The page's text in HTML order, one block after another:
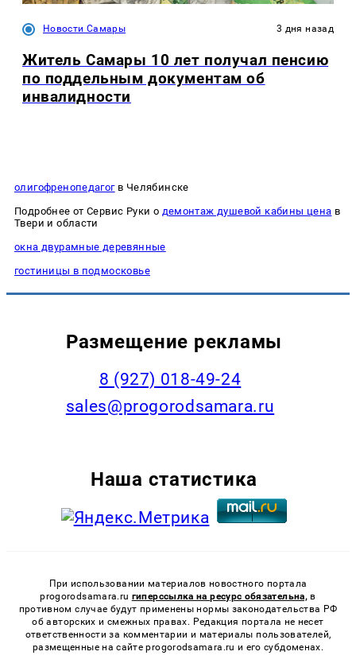
Новости Самары 3 дня назад
Житель Самары 10 лет получал пенсию
по поддельным документам об
инвалидности
олигофренопедагогв Челябинске
Подробнее от Сервис Руки о демонтаж душевой кабины цена в
Твери и области
окна двурамные деревянные
гостиницы в подмосковье
Размещение рекламы
8 (927) 018-49-24
sales@progorodsamara.ru
Наша статистика
При использовании материалов новостного портала
progorodsamara.ru гиперссылка на ресурс обязательна, в
противном случае будут применены нормы законодательства РФ
об авторских и смежных правах. Редакция портала не несет
ответственности за комментарии и материалы пользователей,
размещенные на сайте progorodsamara.ru и его субдоменах.